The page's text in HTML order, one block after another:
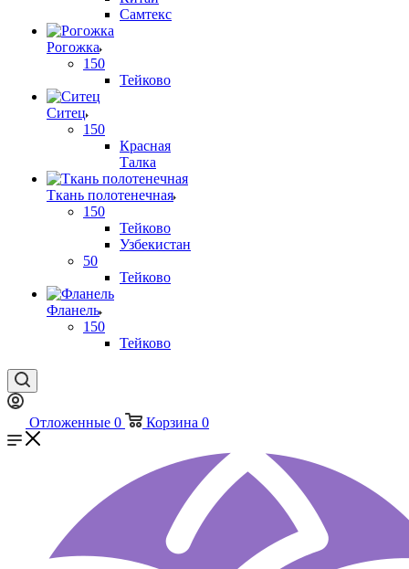
Самтекс
Рогожка
150
Тейково
Ситец
150
Красная
Талка
Ткань полотенечная
150
Тейково
Узбекистан
50
Тейково
Фланель
150
Тейково
Отложенные 0 Корзина 0